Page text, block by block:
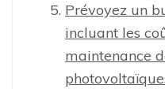
Prévoyez un
incluant les
maintenance